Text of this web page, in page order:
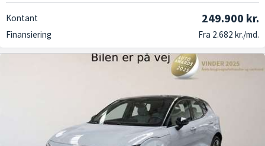
Kontant 249.900 kr.
Finansiering Fra 2.682 kr./md.